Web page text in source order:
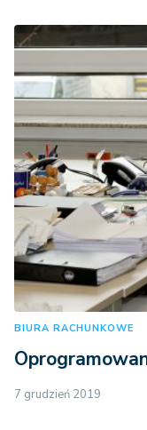
BIURA RACHUNKOWE
7 grudzień 2019